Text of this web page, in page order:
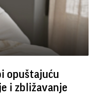
opuštajuću
i zbližavanje